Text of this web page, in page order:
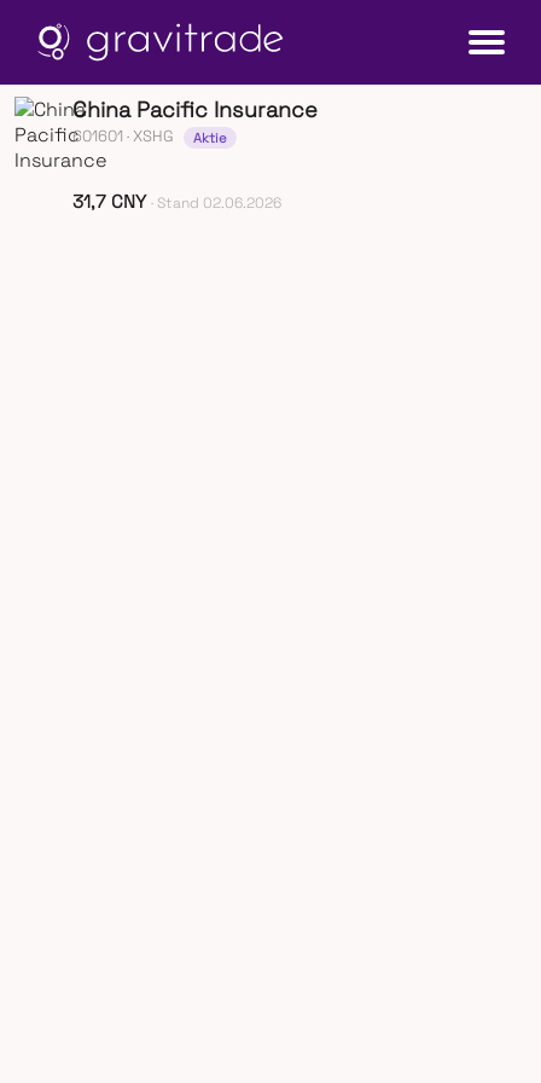
China Pacific Insurance
601601 · XSHG Aktie
31,7 CNY· Stand 02.06.2026